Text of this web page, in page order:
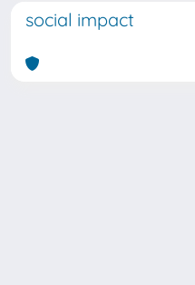
social impact